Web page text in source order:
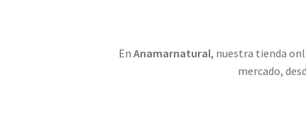
En Anamarnatural, nuestra tienda
mercado,